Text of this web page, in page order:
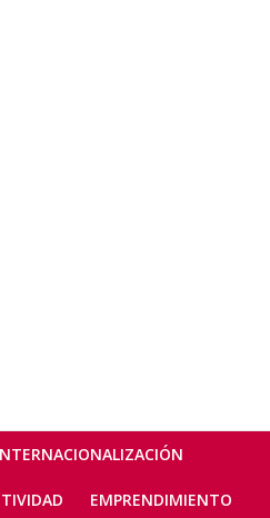
EMPRENDIMIENTO